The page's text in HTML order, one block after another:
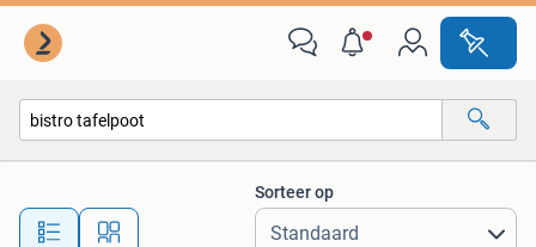
Alle afstanden…
Sorteer op